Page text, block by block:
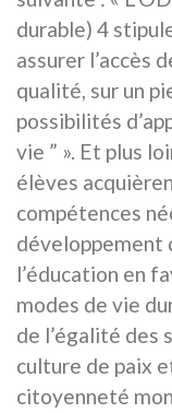
durable) 4
assurer l’accès
qualité, sur un
possibilités
vie ” ». Et plus
élèves
compétences
développement
l’éducation en
modes de vie
de l’égalité des
culture de paix
citoyenneté